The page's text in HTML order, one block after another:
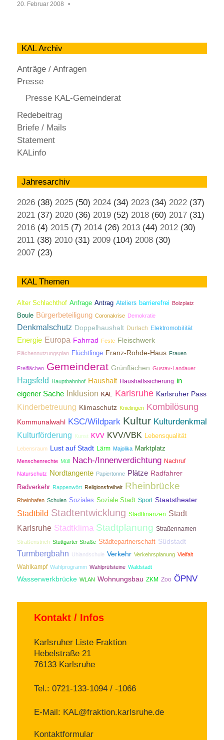
20. Februar 2008
KAL Archiv
Anträge / Anfragen
Presse
Presse KAL-Gemeinderat
Redebeitrag
Briefe / Mails
Statement
KALinfo
Jahresarchiv
2026 (38) 2025 (50) 2024 (34) 2023 (34) 2022 (37)
2021 (37) 2020 (36) 2019 (52) 2018 (60) 2017 (31)
2016 (4) 2015 (7) 2014 (26) 2013 (44) 2012 (30)
2011 (38) 2010 (31) 2009 (104) 2008 (30)
2007 (23)
KAL Themen
Alter Schlachthof Anfrage Antrag Ateliers barrierefrei Bolzplatz
Boule Bürgerbeteiligung Coronakrise Demokratie
Denkmalschutz Doppelhaushalt Durlach Elektromobilität
Energie Europa Fahrrad Feste Fleischwerk
Flächennutzungsplan Flüchtlinge Franz-Rohde-Haus Frauen
Freiflächen Gemeinderat Grünflächen Gustav-Landauer
Hagsfeld Hauptbahnhof Haushalt Haushaltssicherung in
eigener Sache Inklusion KAL Karlsruhe Karlsruher Pass
Kinderbetreuung Klimaschutz Knielingen Kombilösung
Kommunalwahl KSC/Wildpark Kultur Kulturdenkmal
Kulturförderung Kunst KVV KVV/VBK Lebensqualität
Lebensraum Lust auf Stadt Lärm Majolika Marktplatz
Menschenrechte Müll Nach-/Innenverdichtung Nachruf
Naturschutz Nordtangente Papiertonne Plätze Radfahrer
Radverkehr Rappenwört Religionsfreiheit Rheinbrücke
Rheinhafen Schulen Soziales Soziale Stadt Sport Staatstheater
Stadtbild Stadtentwicklung Stadtfinanzen Stadt
Karlsruhe Stadtklima Stadtplanung Straßennamen
Straßenstrich Stuttgarter Straße Städtepartnerschaft Südstadt
Turmbergbahn Uhlandschule Verkehr Verkehrsplanung Vielfalt
Wahlkampf Wahlprogramm Wahlprüfsteine Waldstadt
Wasserwerkbrücke WLAN Wohnungsbau ZKM Zoo ÖPNV
Kontakt / Infos
Karlsruher Liste Fraktion
Hebelstraße 21
76133 Karlsruhe
Tel.: 0721-133-1094 / -1066
E-Mail: KAL@fraktion.karlsruhe.de
Kontaktformular